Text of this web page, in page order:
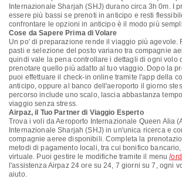
Internazionale Sharjah (SHJ) durano circa 3h 0m. I
essere più bassi se prenoti in anticipo e resti
confrontare le opzioni in anticipo è il modo più
Cose da Sapere Prima di Volare
Un po' di preparazione rende il viaggio più agevole.
pasti e selezione del posto variano tra compagnie
quindi vale la pena controllare i dettagli di ogni volo
prenotare quello più adatto al tuo viaggio. Dopo la
puoi effettuare il check-in online tramite l'app della
anticipo, oppure al banco dell'aeroporto il giorno
percorso include uno scalo, lascia abbastanza
viaggio senza stress.
Airpaz, il Tuo Partner di Viaggio Esperto
Trova i voli da Aeroporto Internazionale Queen Alia
Internazionale Sharjah (SHJ) in un'unica ricerca e
compagnie aeree disponibili. Completa la
metodi di pagamento locali, tra cui bonifico
virtuale. Puoi gestire le modifiche tramite il menu/
l'assistenza Airpaz 24 ore su 24, 7 giorni su 7, ogni
aiuto.